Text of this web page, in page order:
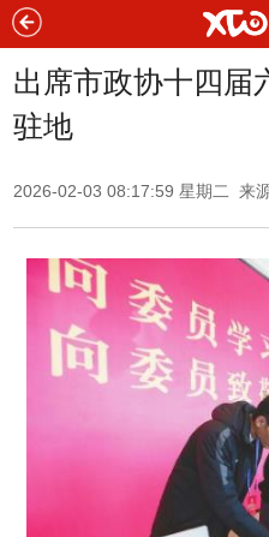
出席市政协十四届
驻地
2026-02-03 08:17:59 星期二 来